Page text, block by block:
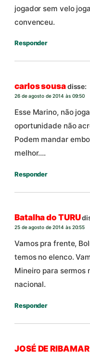
jogador sem velo
convenceu.
Responder
carlos sousadisse:
26 de agosto de 2014 às 09:50
Esse Marino, não
oportunidade não
Podem mandar
melhor….
Responder
Batalha do TURU
25 de agosto de 2014 às 20:55
Vamos pra frente,
temos no elenco.
Mineiro para sermos
nacional.
Responder
JOSÉ DE